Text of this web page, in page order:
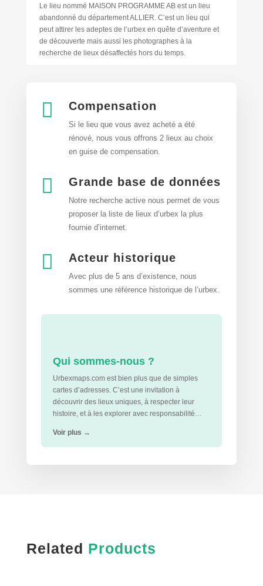
Le lieu nommé MAISON PROGRAMME AB est un lieu
abandonné du département ALLIER. C’est un lieu qui
peut attirer les adeptes de l’urbex en quête d’aventure et
de découverte mais aussi les photographes à la
recherche de lieux désaffectés hors du temps.
 Compensation
Si le lieu que vous avez acheté a été
rénové, nous vous offrons 2 lieux au choix
en guise de compensation.
 Grande base de données
Notre recherche active nous permet de vous
proposer la liste de lieux d’urbex la plus
fournie d’internet.
 Acteur historique
Avec plus de 5 ans d’existence, nous
sommes une référence historique de l’urbex.
Qui sommes-nous ?
Urbexmaps.com est bien plus que de simples
cartes d’adresses. C’est une invitation à
découvrir des lieux uniques, à respecter leur
histoire, et à les explorer avec responsabilité…
Voir plus →
Related Products